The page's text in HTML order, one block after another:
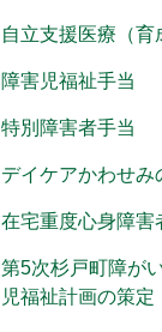
自立支援医療（育
障害児福祉手当
特別障害者手当
デイケアかわせみ
在宅重度心身障害
第5次杉戸町障が
児福祉計画の策定